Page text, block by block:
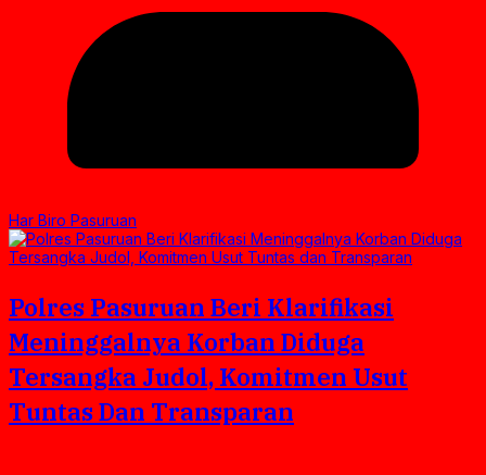
Har Biro Pasuruan
Polres Pasuruan Beri Klarifikasi
Meninggalnya Korban Diduga
Tersangka Judol, Komitmen Usut
Tuntas Dan Transparan